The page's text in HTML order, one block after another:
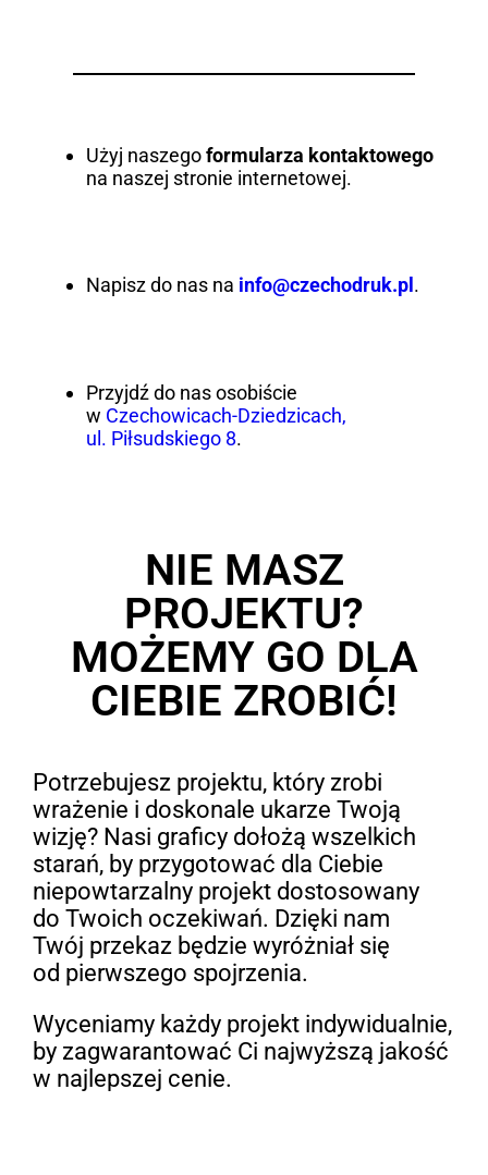
Użyj naszegoformularza kontaktowego
na naszej stronie internetowej.
Napisz do nas na info@czechodruk.pl .
Przyjdź do nas osobiście
w Czechowicach-Dziedzicach,
ul. Piłsudskiego 8.
NIE MASZ
PROJEKTU?
MOŻEMY GO DLA
CIEBIE ZROBIĆ!
Potrzebujesz projektu, który zrobi
wrażenie i doskonale ukarze Twoją
wizję? Nasi graficy dołożą wszelkich
starań, by przygotować dla Ciebie
niepowtarzalny projekt dostosowany
do Twoich oczekiwań. Dzięki nam
Twój przekaz będzie wyróżniał się
od pierwszego spojrzenia.
Wyceniamy każdy projekt indywidualnie,
by zagwarantować Ci najwyższą jakość
w najlepszej cenie.